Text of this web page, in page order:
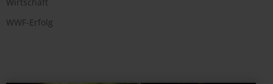
WWF-Erfolg